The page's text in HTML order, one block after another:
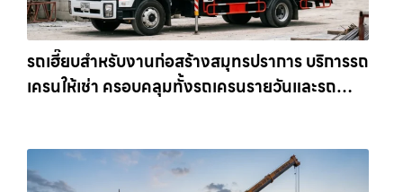
รถเฮี๊ยบสำหรับงานก่อสร้างสมุทรปราการ บริการรถ
เครนให้เช่า ครอบคลุมทั้งรถเครนรายวันและรถ